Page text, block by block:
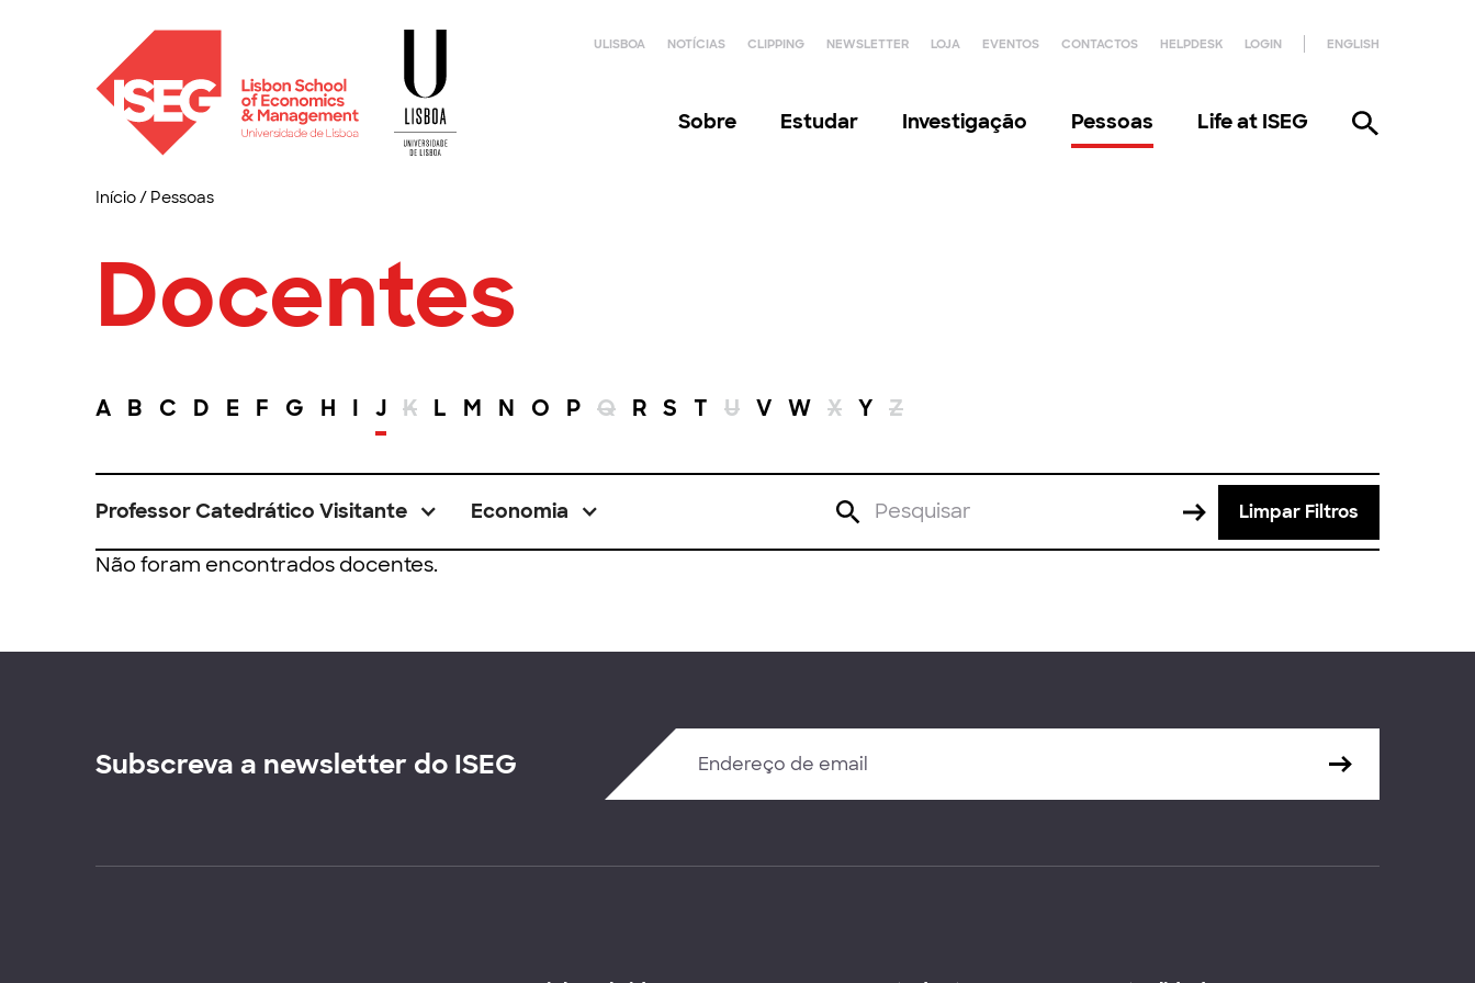
ULISBOA NOTÍCIAS CLIPPING NEWSLETTER LOJA EVENTOS CONTACTOS HELPDESK LOGIN ENGLISH
Sobre Estudar Investigação Pessoas Life at ISEG
Início/ Pessoas
Docentes
A B C D E F G H I J K L M N O P Q R S T U V W X Y Z
Professor Catedrático Visitante Economia Limpar Filtros
Não foram encontrados docentes.
Subscreva a newsletter do ISEG